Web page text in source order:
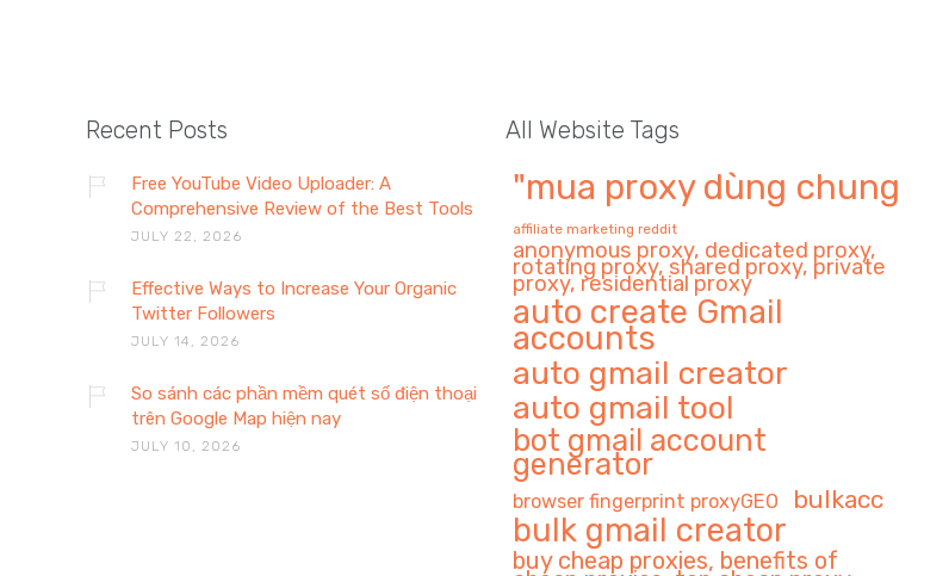
Recent Posts
Free YouTube Video Uploader: A
Comprehensive Review of the Best Tools
JULY 22, 2026
Effective Ways to Increase Your Organic
Twitter Followers
JULY 14, 2026
So sánh các phần mềm quét số điện thoại
trên Google Map hiện nay
JULY 10, 2026
All Website Tags
"mua proxy dùng chung
affiliate marketing reddit
anonymous proxy, dedicated proxy,
rotating proxy, shared proxy, private
proxy, residential proxy
auto create Gmail
accounts
auto gmail creator
auto gmail tool
bot gmail account
generator
browser fingerprint proxyGEO bulkacc
bulk gmail creator
buy cheap proxies, benefits of